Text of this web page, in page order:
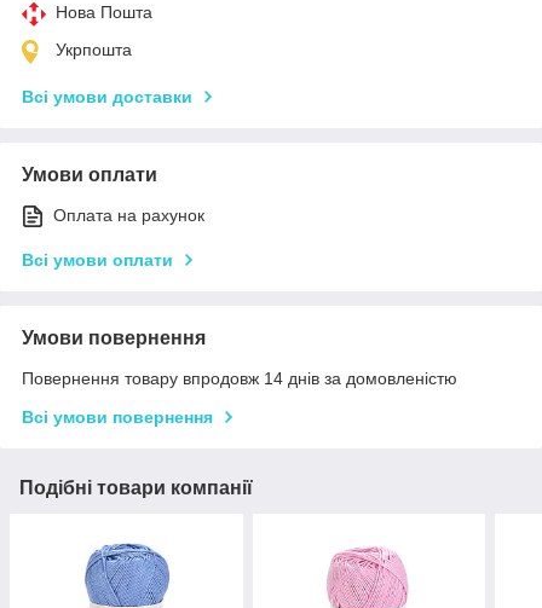
Нова Пошта
Укрпошта
Всі умови доставки
Умови оплати
Оплата на рахунок
Всі умови оплати
Умови повернення
Повернення товару впродовж 14 днів за домовленістю
Всі умови повернення
Подібні товари компанії